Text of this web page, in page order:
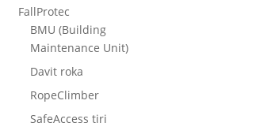
FallProtec
BMU (Building
Maintenance Unit)
Davit roka
RopeClimber
SafeAccess tiri